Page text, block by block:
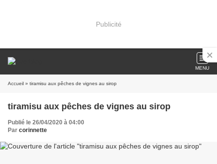
Publicité
MENU
Accueil » tiramisu aux pêches de vignes au sirop
tiramisu aux pêches de vignes au sirop
Publié le 26/04/2020 à 04:00
Par corinnette